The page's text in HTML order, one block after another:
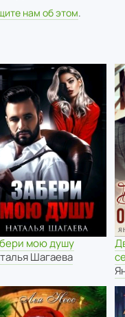
нам об этом.
мою душу
Шагаева